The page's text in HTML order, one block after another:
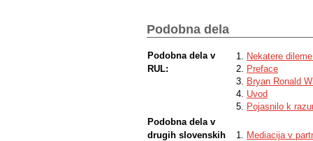
Podobna dela
Podobna dela v
RUL:
Nekatere
Preface
Bryan Ronald
Uvod
Pojasnilo k
Podobna dela v
drugih slovenskih
Mediacija v